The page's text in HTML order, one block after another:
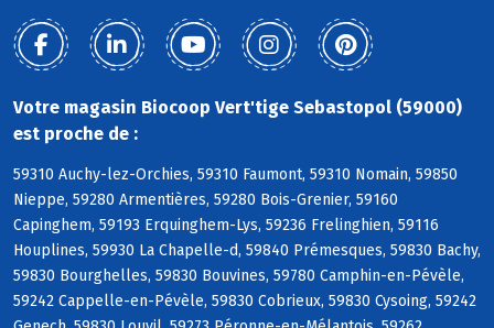
Votre magasin Biocoop Vert'tige Sebastopol (59000)
est proche de :
59310 Auchy-lez-Orchies, 59310 Faumont, 59310 Nomain, 59850
Nieppe, 59280 Armentières, 59280 Bois-Grenier, 59160
Capinghem, 59193 Erquinghem-Lys, 59236 Frelinghien, 59116
Houplines, 59930 La Chapelle-d, 59840 Prémesques, 59830 Bachy,
59830 Bourghelles, 59830 Bouvines, 59780 Camphin-en-Pévèle,
59242 Cappelle-en-Pévèle, 59830 Cobrieux, 59830 Cysoing, 59242